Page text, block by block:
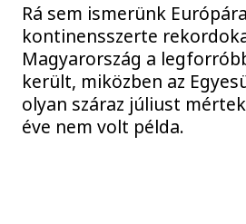
Rá sem ismerünk
kontinensszerte
Magyarország a
került, miközben az
olyan száraz júliust
éve nem volt példa.